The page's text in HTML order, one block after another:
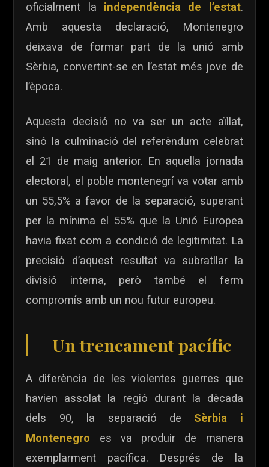
Ves al
oficialment la independència de l’estat.
Amb aquesta declaració, Montenegro
deixava de formar part de la unió amb
Sèrbia, convertint-se en l’estat més jove de
l’època.
Aquesta decisió no va ser un acte aïllat,
sinó la culminació del referèndum celebrat
el 21 de maig anterior. En aquella jornada
electoral, el poble montenegrí va votar amb
un 55,5% a favor de la separació, superant
per la mínima el 55% que la Unió Europea
havia fixat com a condició de legitimitat. La
precisió d’aquest resultat va subratllar la
divisió interna, però també el ferm
compromís amb un nou futur europeu.
Un trencament pacífic
A diferència de les violentes guerres que
havien assolat la regió durant la dècada
dels 90, la separació de Sèrbia i
Montenegro es va produir de manera
exemplarment pacífica. Després de la